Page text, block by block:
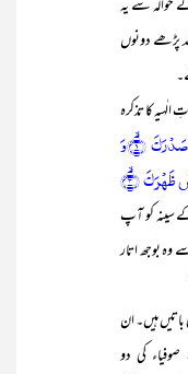
حوالہ سے یہ
پڑھے دونوں
کا تذکرہ
{اَلَمۡ نَشۡرَحۡ لَکَ صَدۡرَکَ ۙ﴿۱﴾وَ
وَضَعۡنَا عَنۡکَ وِزۡرَکَ ۙ﴿۲﴾الَّذِیۡۤ اَنۡقَضَ ظَہۡرَکَ ۙ﴿۳﴾
سینہ کو آپ
وہ بوجھ اتار
ہیں۔ ان
کی دو